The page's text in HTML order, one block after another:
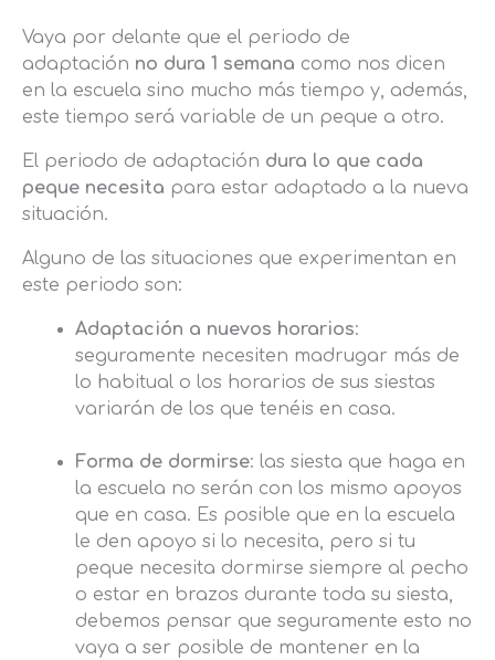
Vaya por delante que el periodo de
adaptación no dura 1 semana como nos dicen
en la escuela sino mucho más tiempo y, además,
este tiempo será variable de un peque a otro.
El periodo de adaptación dura lo que cada
peque necesita para estar adaptado a la nueva
situación.
Alguno de las situaciones que experimentan en
este periodo son:
Adaptación a nuevos horarios:
seguramente necesiten madrugar más de
lo habitual o los horarios de sus siestas
variarán de los que tenéis en casa.
Forma de dormirse: las siesta que haga en
la escuela no serán con los mismo apoyos
que en casa. Es posible que en la escuela
le den apoyo si lo necesita, pero si tu
peque necesita dormirse siempre al pecho
o estar en brazos durante toda su siesta,
debemos pensar que seguramente esto no
vaya a ser posible de mantener en la